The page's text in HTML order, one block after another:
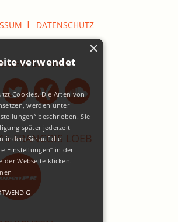
I DATENSCHUTZ
SIE MIR:
FRANCOIS LOEB
×
verwendet
Cookies. Die Arten von
werden unter
beschrieben. Sie
später jederzeit
indem Sie auf die
Einstellungen“ in der
der Webseite klicken.